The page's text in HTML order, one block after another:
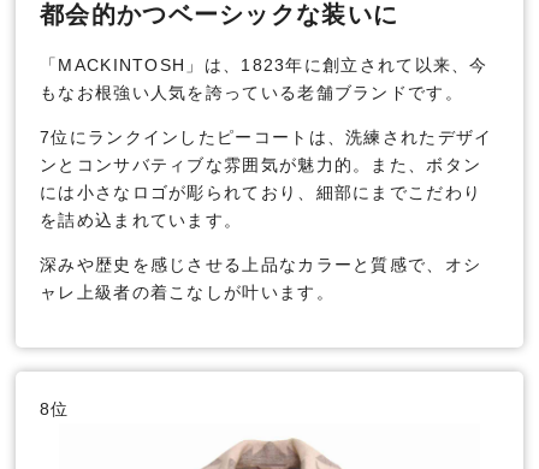
都会的かつベーシックな装いに
「MACKINTOSH」は、1823年に創立されて以来、今
もなお根強い人気を誇っている老舗ブランドです。
7位にランクインしたピーコートは、洗練されたデザイ
ンとコンサバティブな雰囲気が魅力的。また、ボタン
には小さなロゴが彫られており、細部にまでこだわり
を詰め込まれています。
深みや歴史を感じさせる上品なカラーと質感で、オシ
ャレ上級者の着こなしが叶います。
8位